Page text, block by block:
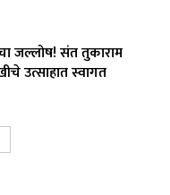
जल्लोष! संत तुकाराम
उत्साहात स्वागत